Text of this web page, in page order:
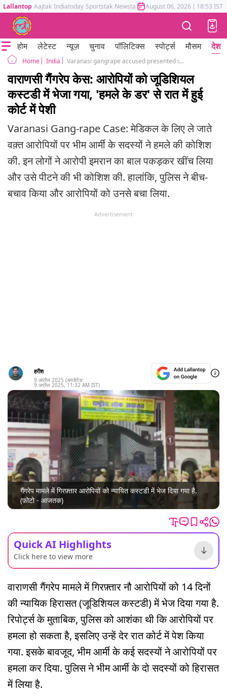
Lallantop Aajtak Indiatoday Sportstak Newstak Mumbai Tak Astrotak
August 06, 2026 | 18:53 IST
होम लेटेस्ट न्यूज़ चुनाव पॉलिटिक्स स्पोर्ट्स मौसम देश
Home India Varanasi gangrape accused presented in court late night by Police
वाराणसी गैंंगरेप केस: आरोपियों को जूडिशियल
कस्टडी में भेजा गया, 'हमले के डर' से रात में हुई
कोर्ट में पेशी
Varanasi Gang-rape Case: मेडिकल के लिए ले जाते
वक़्त आरोपियों पर भीम आर्मी के सदस्यों ने हमले की कोशिश
की. इन लोगों ने आरोपी इमरान का बाल पकड़कर खींच लिया
और उसे पीटने की भी कोशिश की. हालांकि, पुलिस ने बीच-
बचाव किया और आरोपियों को उनसे बचा लिया.
Advertisement
हरीश
9 अप्रैल 2025 (अपडेटेड:
9 अप्रैल 2025, 11:32 AM IST)
गैंगरेप मामले में गिरफ़्तार आरोपियों को न्यायित कस्टडी में भेज दिया गया है.
(फ़ोटो - आजतक)
Quick AI Highlights
Click here to view more
वाराणसी गैंगरेप मामले में गिरफ़्तार नौ आरोपियों को 14 दिनों
की न्यायिक हिरासत (जूडिशियल कस्टडी) में भेज दिया गया है.
रिपोर्ट्स के मुताबिक, पुलिस को आशंका थी कि आरोपियों पर
हमला हो सकता है, इसलिए उन्हें देर रात कोर्ट में पेश किया
गया. इसके बावजूद, भीम आर्मी के कई सदस्यों ने आरोपियों पर
हमला कर दिया. पुलिस ने भीम आर्मी के दो सदस्यों को हिरासत
में लिया है.